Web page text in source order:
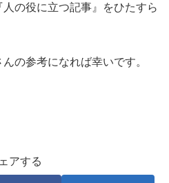
の役に立つ記事』をひたすら
の参考になれば幸いです。
アする